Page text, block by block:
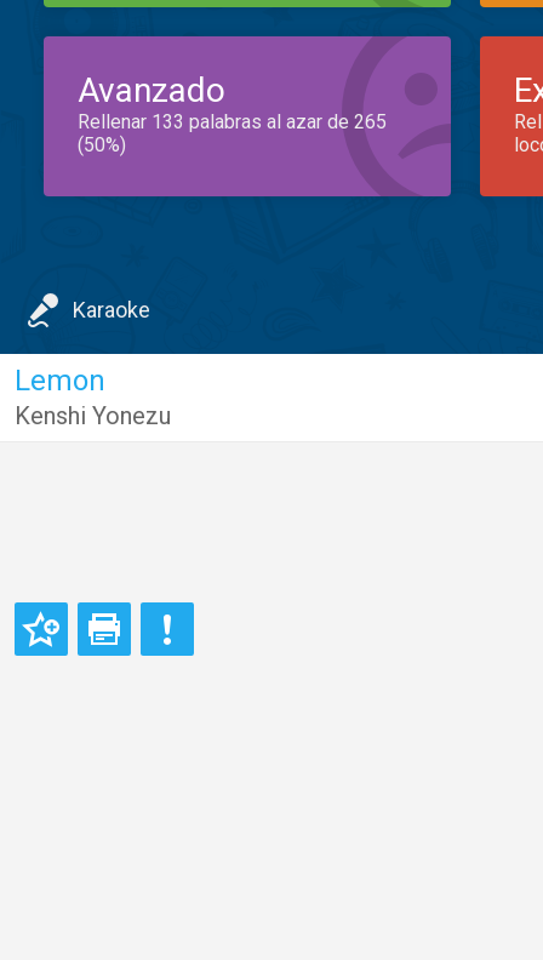
Avanzado
Rellenar 133 palabras al azar de 265
(50%)
Karaoke
Lemon
Kenshi Yonezu